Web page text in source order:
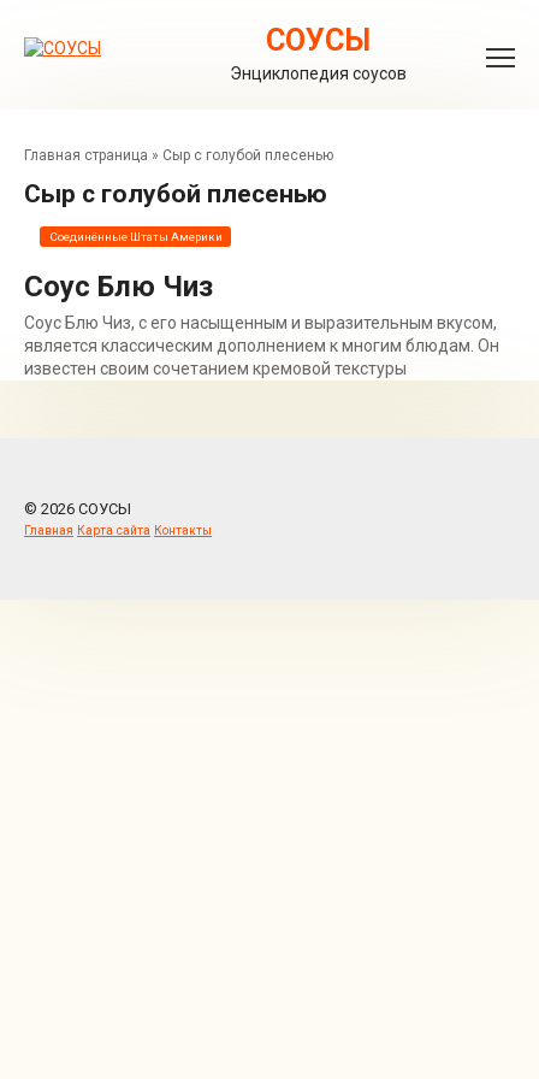
контенту
СОУСЫ
Энциклопедия соусов
Главная страница » Сыр с голубой плесенью
Сыр с голубой плесенью
Соединённые Штаты Америки
Соус Блю Чиз
Соус Блю Чиз, с его насыщенным и выразительным вкусом,
является классическим дополнением к многим блюдам. Он
известен своим сочетанием кремовой текстуры
© 2026 СОУСЫ
Главная Карта сайта Контакты